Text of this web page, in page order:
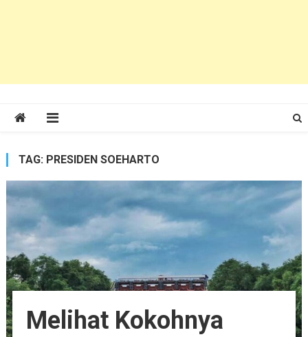
TAG: PRESIDEN SOEHARTO
Melihat Kokohnya